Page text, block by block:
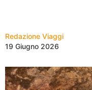
Redazione Viaggi
19 Giugno 2026